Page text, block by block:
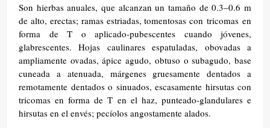
Son hierbas anuales, que alcanzan un tamaño de 0.3–0.6 m
de alto, erectas; ramas estriadas, tomentosas con tricomas en
forma de T o aplicado-pubescentes cuando jóvenes,
glabrescentes. Hojas caulinares espatuladas, obovadas a
ampliamente ovadas, ápice agudo, obtuso o subagudo, base
cuneada a atenuada, márgenes gruesamente dentados a
remotamente dentados o sinuados, escasamente hirsutas con
tricomas en forma de T en el haz, punteado-glandulares e
hirsutas en el envés; pecíolos angostamente alados. ​